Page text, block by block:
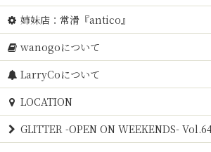
姉妹店：常滑『antico』
wanogoについて
LarryCoについて
LOCATION
GLITTER -OPEN ON WEEKENDS-